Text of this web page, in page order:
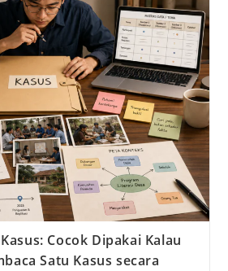
Cocok Dipakai Kalau
Satu Kasus secara